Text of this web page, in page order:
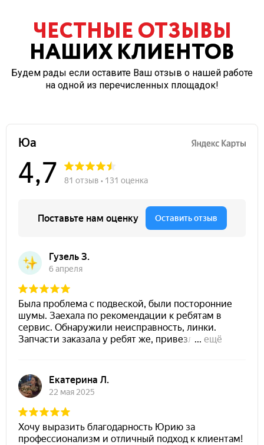
ЧЕСТНЫЕ ОТЗЫВЫ
НАШИХ КЛИЕНТОВ
Будем рады если оставите Ваш отзыв о нашей работе
на одной из перечисленных площадок!